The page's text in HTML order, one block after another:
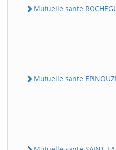
Mutuelle sante
Mutuelle sante